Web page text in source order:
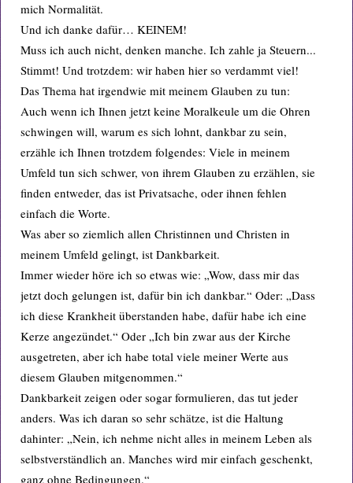
mich Normalität.
Und ich danke dafür… KEINEM!
Muss ich auch nicht, denken manche. Ich zahle ja Steuern...
Stimmt! Und trotzdem: wir haben hier so verdammt viel!
Das Thema hat irgendwie mit meinem Glauben zu tun:
Auch wenn ich Ihnen jetzt keine Moralkeule um die Ohren
schwingen will, warum es sich lohnt, dankbar zu sein,
erzähle ich Ihnen trotzdem folgendes: Viele in meinem
Umfeld tun sich schwer, von ihrem Glauben zu erzählen, sie
finden entweder, das ist Privatsache, oder ihnen fehlen
einfach die Worte.
Was aber so ziemlich allen Christinnen und Christen in
meinem Umfeld gelingt, ist Dankbarkeit.
Immer wieder höre ich so etwas wie: „Wow, dass mir das
jetzt doch gelungen ist, dafür bin ich dankbar.“ Oder: „Dass
ich diese Krankheit überstanden habe, dafür habe ich eine
Kerze angezündet.“ Oder „Ich bin zwar aus der Kirche
ausgetreten, aber ich habe total viele meiner Werte aus
diesem Glauben mitgenommen.“
Dankbarkeit zeigen oder sogar formulieren, das tut jeder
anders. Was ich daran so sehr schätze, ist die Haltung
dahinter: „Nein, ich nehme nicht alles in meinem Leben als
selbstverständlich an. Manches wird mir einfach geschenkt,
ganz ohne Bedingungen.“